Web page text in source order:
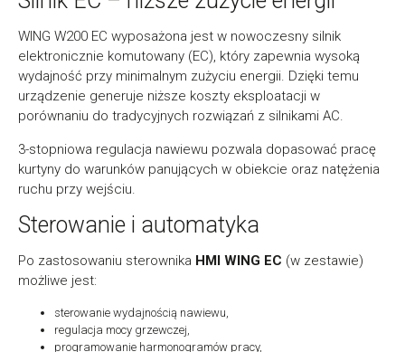
WING W200 EC wyposażona jest w nowoczesny silnik
elektronicznie komutowany (EC), który zapewnia wysoką
wydajność przy minimalnym zużyciu energii. Dzięki temu
urządzenie generuje niższe koszty eksploatacji w
porównaniu do tradycyjnych rozwiązań z silnikami AC.
3-stopniowa regulacja nawiewu pozwala dopasować pracę
kurtyny do warunków panujących w obiekcie oraz natężenia
ruchu przy wejściu.
Sterowanie i automatyka
Po zastosowaniu sterownika HMI WING EC (w zestawie)
możliwe jest:
sterowanie wydajnością nawiewu,
regulacja mocy grzewczej,
programowanie harmonogramów pracy,